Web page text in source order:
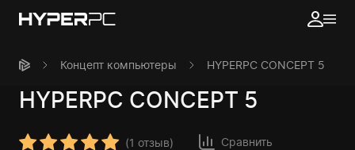
Концепт компьютеры HYPERPC CONCEPT 5
HYPERPC CONCEPT 5
(1 отзыв) Сравнить